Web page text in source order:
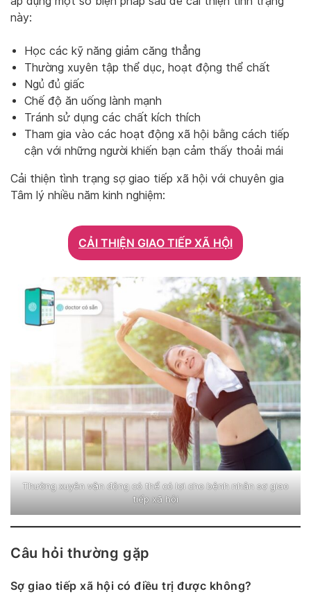
này:
Học các kỹ năng giảm căng thẳng
Thường xuyên tập thể dục, hoạt động thể chất
Ngủ đủ giấc
Chế độ ăn uống lành mạnh
Tránh sử dụng các chất kích thích
Tham gia vào các hoạt động xã hội bằng cách tiếp
cận với những người khiến bạn cảm thấy thoải mái
Cải thiện tình trạng sợ giao tiếp xã hội với chuyên gia
Tâm lý nhiều năm kinh nghiệm:
CẢI THIỆN GIAO TIẾP XÃ HỘI
Thường xuyên vận động có thể có lợi cho bệnh nhân sợ giao
tiếp xã hội
Câu hỏi thường gặp
Sợ giao tiếp xã hội có điều trị được không?